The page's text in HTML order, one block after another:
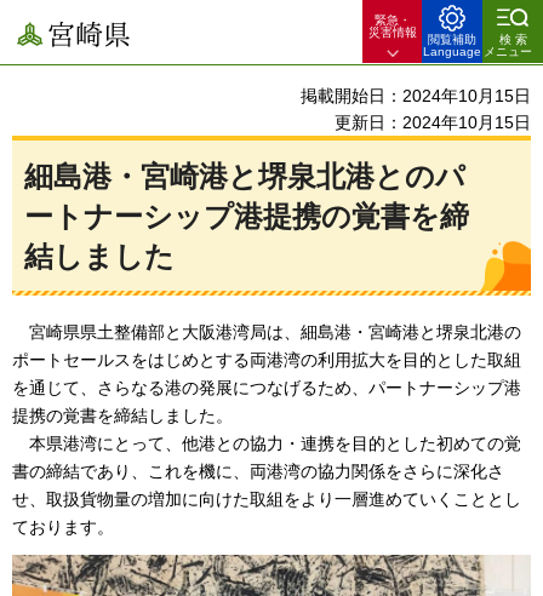
宮崎県
緊急・
災害情報
閲覧補助
Language
検索
メニュー
掲載開始日：2024年10月15日
更新日：2024年10月15日
細島港・宮崎港と堺泉北港とのパ
ートナーシップ港提携の覚書を締
結しました
宮崎県県土整備部と大阪港湾局は、 細島港・宮崎港と堺泉北港の
ポートセールスをはじめとする両港湾の利用拡大を目的とした取組
を通じて、さらなる港の発展につなげるため、パートナーシップ港
提携の覚書を締結しました。
本県港湾にとって、他港との協力・連携を目的とした初めての覚
書の締結であり、これを機に、両港湾の協力関係をさらに深化さ
せ、取扱貨物量の増加に向けた取組をより一層進めていくこととし
ております。